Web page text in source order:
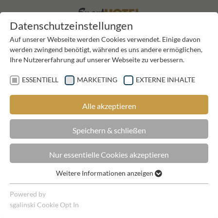
ANGEBOTE
Mit unseren Angeboten erleben Sie tolle Urlaubstage zu
zweit, mit der Familie oder mit Ihren Freunden im Zillertal,
für Ihren Sommer- und Winterurlaub in Lanersbach, Tux.
Datenschutzeinstellungen
Auf unserer Webseite werden Cookies verwendet. Einige davon
werden zwingend benötigt, während es uns andere ermöglichen,
Ihre Nutzererfahrung auf unserer Webseite zu verbessern.
ESSENTIELL MARKETING EXTERNE INHALTE
Alle akzeptieren
Speichern & schließen
Nur essentielle Cookies akzeptieren
Essentielle Cookies werden für grundlegende Funktionen der
Webseite benötigt. Dadurch ist gewährleistet, dass die
Weitere Informationen anzeigen
Powered by
sgalinski Cookie Opt In